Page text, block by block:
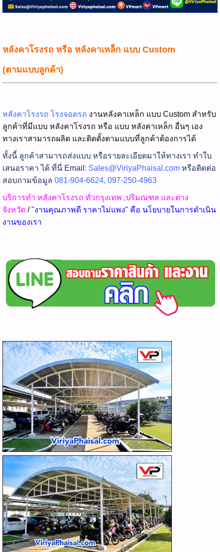
หลังคาโรงรถ หรือ หลังคาเหล็ก แบบ Custom
(ตามแบบลูกค้า)
หลังคาโรงรถ โรงจอดรถ งานหลังคาเหล็ก แบบ Custom สำหรับ
ลูกค้าที่มีแบบ หลังคาโรงรถ หรือ แบบ หลังคาเหล็ก อื่นๆ เอง
ทางเราสามารถผลิต และติดตั้งตามแบบที่ลูกค้าต้องการได้
ทั้งนี้ ลูกค้าสามารถส่งแบบ หรือรายละเอียดมาให้ทางเรา ทำใบ
เสนอราคา ได้ ที่นี่ Email: Sales@ViriyaPhaisal.comหรือติดต่อ
สอบถามข้อมูล 081-904-6624, 097-250-4963
บริการทำ หลังคาโรงรถ ทั่วกรุงเทพ ,ปริมณฑล และต่าง
จังหวัด/"งานคุณภาพดี ราคาไม่แพง" คือ นโยบายในการดำเนิน
งานของเรา